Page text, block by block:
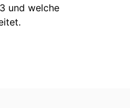
und welche